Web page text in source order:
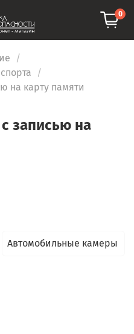
0
на карту памяти
записью на
Автомобильные камеры